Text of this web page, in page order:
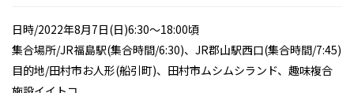
日時/2022年8月7日(日)6:30～18:00頃
集合場所/JR福島駅(集合時間/6:30)、JR郡山駅西口(集合時間/7:45)
目的地/田村市お人形(船引町)、田村市ムシムシランド、趣味複合